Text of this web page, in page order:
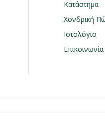
Κατάστημα
Χονδρική
Ιστολόγιο
Επικοινωνία